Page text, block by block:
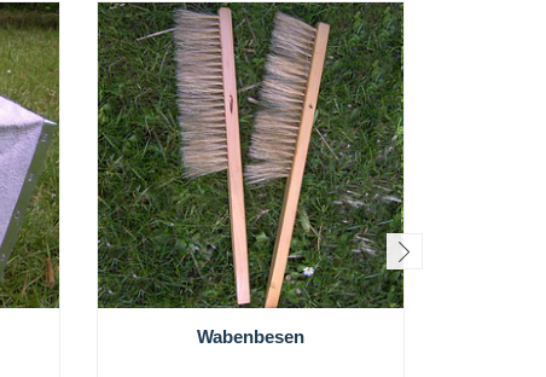
Wabenbesen